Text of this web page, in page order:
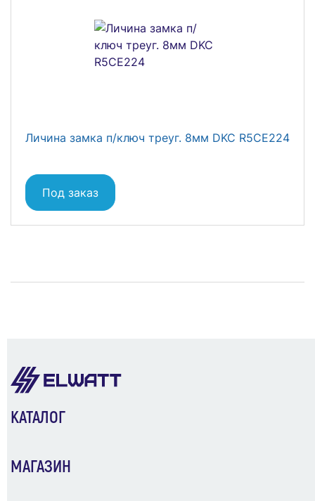
Личина замка п/ключ треуг. 8мм DKC R5CE224
Под заказ
КАТАЛОГ
МАГАЗИН